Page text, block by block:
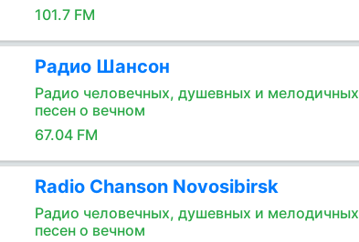
101.7 FM
Радио Шансон
Радио человечных, душевных и мелодичных
песен о вечном
67.04 FM
Radio Chanson Novosibirsk
Радио человечных, душевных и мелодичных
песен о вечном